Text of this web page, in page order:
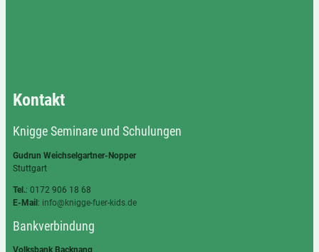
Kontakt
Knigge Seminare und Schulungen
Gudrun Weichselgartner-Nopper
Stuttgart
Tel.: 0172 906 18 68
E-Mail: info@knigge-fuer-kids.de
Bankverbindung
Volksbank Backnang